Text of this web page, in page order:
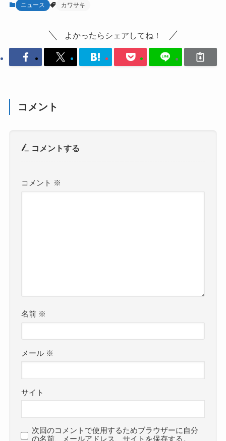
ニュース カワサキ
よかったらシェアしてね！
コメント
コメントする
コメント ※
名前 ※
メール ※
サイト
次回のコメントで使用するためブラウザーに自分
の名前、メールアドレス、サイトを保存する。